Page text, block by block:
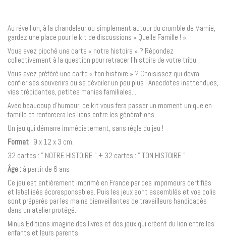
Au réveillon, à la chandeleur ou simplement autour du crumble de Mamie,
gardez une place pour le kit de discussions « Quelle Famille ! ».
Vous avez pioché une carte « notre histoire » ? Répondez
collectivement à la question pour retracer l’histoire de votre tribu.
Vous avez préféré une carte « ton histoire » ? Choisissez qui devra
confier ses souvenirs ou se dévoiler un peu plus ! Anecdotes inattendues,
vies trépidantes, petites manies familiales...
Avec beaucoup d’humour, ce kit vous fera passer un moment unique en
famille et renforcera les liens entre les générations
Un jeu qui démarre immédiatement, sans règle du jeu !
Format : 9 x 12 x 3 cm.
32 cartes : " NOTRE HISTOIRE " + 32 cartes : " TON HISTOIRE "
Âge : à partir de 6 ans
Ce jeu est entièrement imprimé en France par des imprimeurs certifiés
et labellisés écoresponsables. Puis les jeux sont assemblés et vos colis
sont préparés par les mains bienveillantes de travailleurs handicapés
dans un atelier protégé.
Minus Editions imagine des livres et des jeux qui créent du lien entre les
enfants et leurs parents.